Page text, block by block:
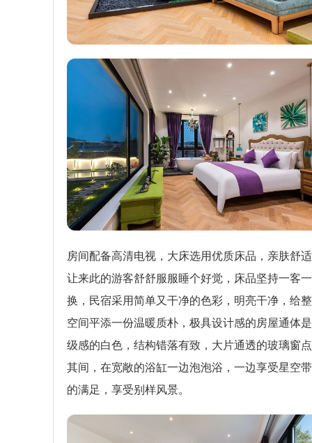
房间配备高清电视，大床选用优质床品，亲肤舒
让来此的游客舒舒服服睡个好觉，床品坚持一客一
换，民宿采用简单又干净的色彩，明亮干净，给
空间平添一份温暖质朴，极具设计感的房屋通体
级感的白色，结构错落有致，大片通透的玻璃窗
其间，在宽敞的浴缸一边泡泡浴，一边享受星空
的满足，享受别样风景。